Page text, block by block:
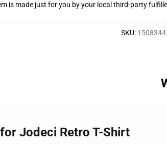
is made just for you by your local third-party
SKU:
Jodeci Retro T-Shirt